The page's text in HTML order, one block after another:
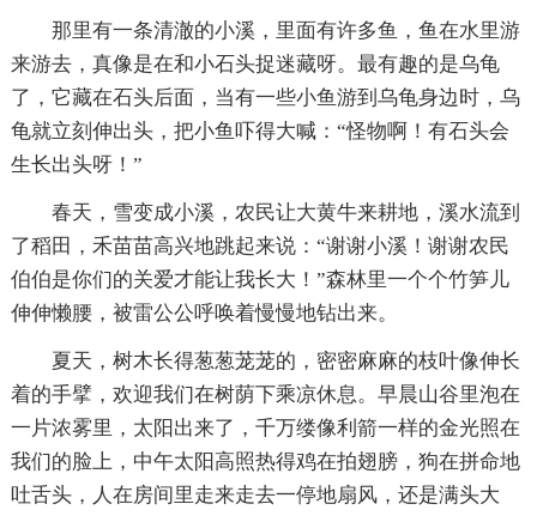
那里有一条清澈的小溪，里面有许多鱼，鱼在水里游
来游去，真像是在和小石头捉迷藏呀。最有趣的是乌龟
了，它藏在石头后面，当有一些小鱼游到乌龟身边时，乌
龟就立刻伸出头，把小鱼吓得大喊：“怪物啊！有石头会
生长出头呀！”
春天，雪变成小溪，农民让大黄牛来耕地，溪水流到
了稻田，禾苗苗高兴地跳起来说：“谢谢小溪！谢谢农民
伯伯是你们的关爱才能让我长大！”森林里一个个竹笋儿
伸伸懒腰，被雷公公呼唤着慢慢地钻出来。
夏天，树木长得葱葱茏茏的，密密麻麻的枝叶像伸长
着的手擘，欢迎我们在树荫下乘凉休息。早晨山谷里泡在
一片浓雾里，太阳出来了，千万缕像利箭一样的金光照在
我们的脸上，中午太阳高照热得鸡在拍翅膀，狗在拼命地
吐舌头，人在房间里走来走去一停地扇风，还是满头大